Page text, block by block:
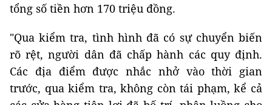
tổng số tiền hơn 170 triệu đồng.
"Qua kiểm tra, tình hình đã có sự chuyển biến
rõ rệt, người dân đã chấp hành các quy định.
Các địa điểm được nhắc nhở vào thời gian
trước, qua kiểm tra, không còn tái phạm, kể cả